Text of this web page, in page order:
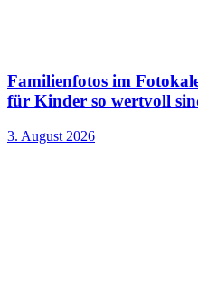
Familienfotos im
für Kinder so wertvoll
3. August 2026